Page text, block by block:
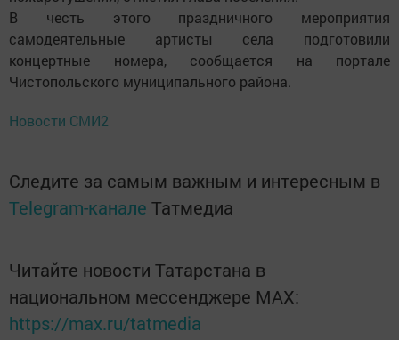
В честь этого праздничного мероприятия
самодеятельные артисты села подготовили
концертные номера, сообщается на портале
Чистопольского муниципального района.
Новости СМИ2
Следите за самым важным и интересным в
Telegram-канале Татмедиа
Читайте новости Татарстана в
национальном мессенджере MАХ:
https://max.ru/tatmedia